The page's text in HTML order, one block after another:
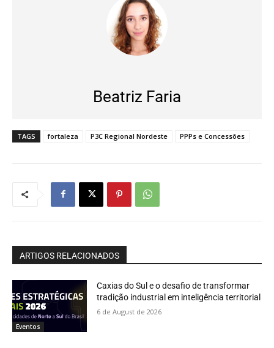
Beatriz Faria
TAGS fortaleza P3C Regional Nordeste PPPs e Concessões
ARTIGOS RELACIONADOS
Eventos
Caxias do Sul e o desafio de transformar
tradição industrial em inteligência territorial
6 de August de 2026